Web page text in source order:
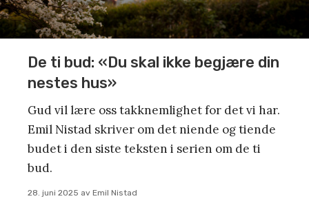
De ti bud: «Du skal ikke begjære din
nestes hus»
Gud vil lære oss takknemlighet for det vi har.
Emil Nistad skriver om det niende og tiende
budet i den siste teksten i serien om de ti
bud.
28. juni 2025 av Emil Nistad